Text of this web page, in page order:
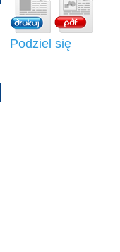
Podziel się